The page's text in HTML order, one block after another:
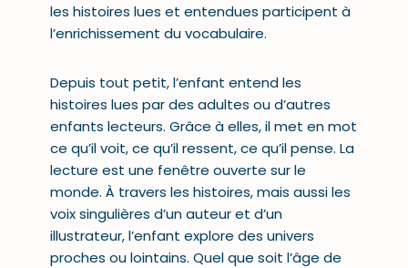
les histoires lues et entendues participent à
l’enrichissement du vocabulaire.
Depuis tout petit, l’enfant entend les
histoires lues par des adultes ou d’autres
enfants lecteurs. Grâce à elles, il met en mot
ce qu’il voit, ce qu’il ressent, ce qu’il pense. La
lecture est une fenêtre ouverte sur le
monde. À travers les histoires, mais aussi les
voix singulières d’un auteur et d’un
illustrateur, l’enfant explore des univers
proches ou lointains. Quel que soit l’âge de